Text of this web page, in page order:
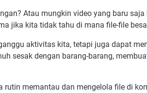
Atau mungkin video yang baru saja
jika kita tidak tahu di mana file-file
aktivitas kita, tetapi juga dapat
sesak dengan barang-barang,
rutin memantau dan mengelola file di